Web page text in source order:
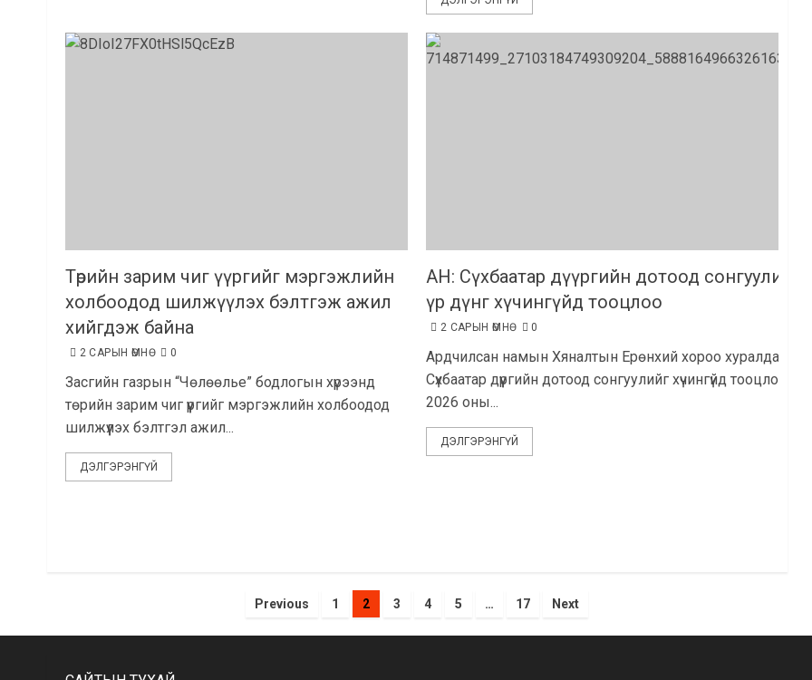
Төрийн зарим чиг үүргийг мэргэжлийн
холбоодод шилжүүлэх бэлтгэж ажил
хийгдэж байна
2 САРЫН ӨМНӨ 0
Засгийн газрын “Чөлөөлье” бодлогын хүрээнд
төрийн зарим чиг үүргийг мэргэжлийн холбоодод
шилжүүлэх бэлтгэл ажил...
ДЭЛГЭРЭНГҮЙ
АН: Сүхбаатар дүүргийн дотоод сонгуулийн
үр дүнг хүчингүйд тооцлоо
2 САРЫН ӨМНӨ 0
Ардчилсан намын Хяналтын Ерөнхий хороо хуралдаж
Сүхбаатар дүүргийн дотоод сонгуулийг хүчингүйд тооцлоо.
2026 оны...
ДЭЛГЭРЭНГҮЙ
pagination
Previous 1 2 3 4 5 … 17 Next